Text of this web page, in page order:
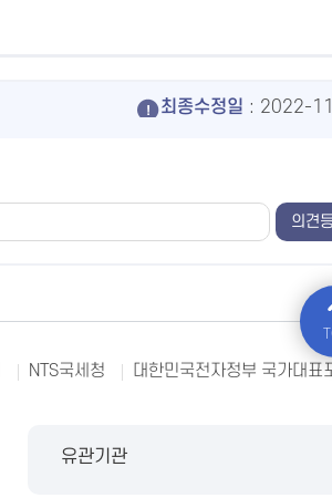
최종수정일 : 2022-
NTS국세청 대한민국전자정부 국가대표
유관기관